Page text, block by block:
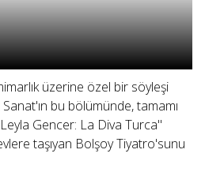
üzerine özel bir söyleşi
bu bölümünde, tamamı
Gencer: La Diva Turca"
taşıyan Bolşoy Tiyatro'sunu